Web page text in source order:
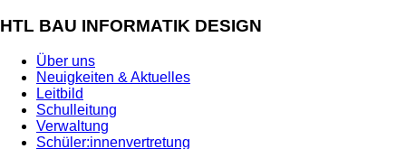
HTL BAU INFORMATIK DESIGN
Über uns
Neuigkeiten & Aktuelles
Leitbild
Schulleitung
Verwaltung
Schüler:innenvertretung